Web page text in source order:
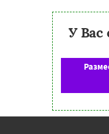
У Вас